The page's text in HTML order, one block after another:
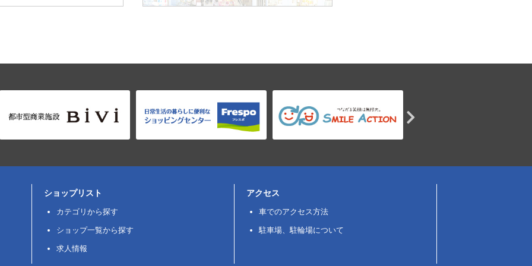
ショップリスト
カテゴリから探す
ショップ一覧から探す
求人情報
アクセス
車でのアクセス方法
駐車場、駐輪場について